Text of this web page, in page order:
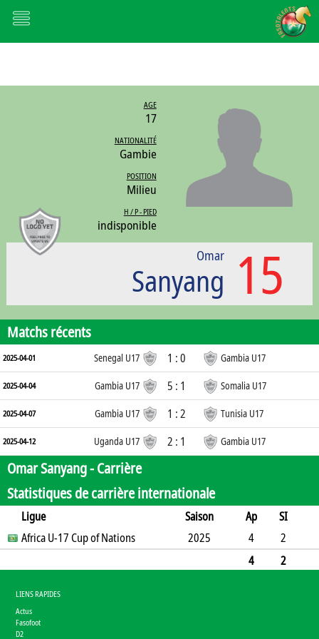
AGE
17
NATIONALITÉ
Gambie
POSITION
Milieu
H / P - PIED
indisponible
15
Omar
Sanyang
Matchs récents
2025-04-01 Senegal U17 1 : 0 Gambia U17
2025-04-04 Gambia U17 5 : 1 Somalia U17
2025-04-07 Gambia U17 1 : 2 Tunisia U17
2025-04-12 Uganda U17 2 : 1 Gambia U17
Omar Sanyang -Carrière
Statistiques de carrière internationale
Ligue Saison Ap
SI
SO
B B A CR Min
Africa U-17 Cup of Nations 2025 4
2
1754
2
LIENS RAPIDES
Actus
Fasofoot
D2